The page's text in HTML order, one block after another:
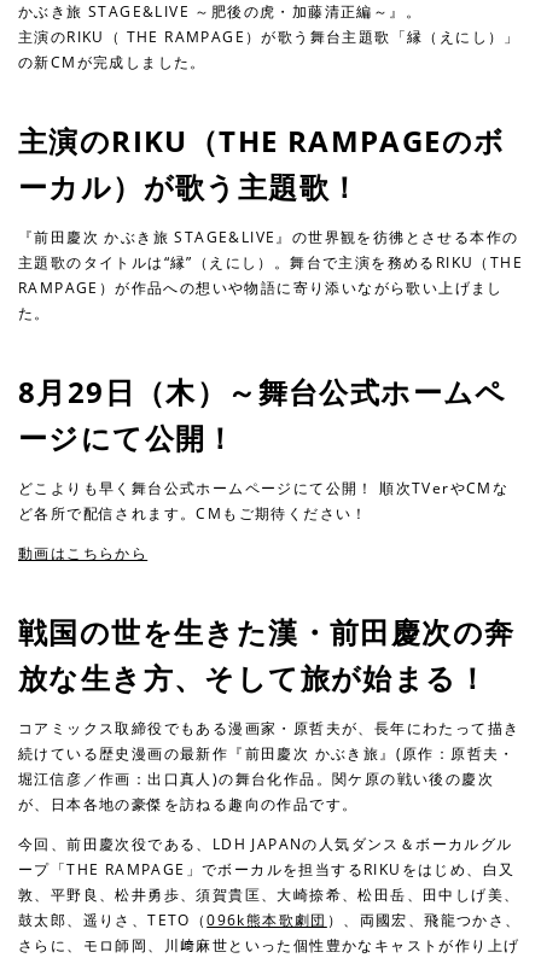
かぶき旅 STAGE&LIVE ～肥後の虎・加藤清正編～』。
主演のRIKU（ THE RAMPAGE）が歌う舞台主題歌「縁（えにし）」
の新CMが完成しました。
主演のRIKU（THE RAMPAGEのボ
ーカル）が歌う主題歌！
『前田慶次 かぶき旅 STAGE&LIVE』の世界観を彷彿とさせる本作の
主題歌のタイトルは“縁”（えにし）。舞台で主演を務めるRIKU（THE
RAMPAGE）が作品への想いや物語に寄り添いながら歌い上げまし
た。
8月29日（木）～舞台公式ホームペ
ージにて公開！
どこよりも早く舞台公式ホームページにて公開！ 順次TVerやCMな
ど各所で配信されます。CMもご期待ください！
動画はこちらから
戦国の世を生きた漢・前田慶次の奔
放な生き方、そして旅が始まる！
コアミックス取締役でもある漫画家・原哲夫が、長年にわたって描き
続けている歴史漫画の最新作『前田慶次 かぶき旅』(原作：原哲夫・
堀江信彦／作画：出口真人)の舞台化作品。関ケ原の戦い後の慶次
が、日本各地の豪傑を訪ねる趣向の作品です。
今回、前田慶次役である、LDH JAPANの人気ダンス＆ボーカルグル
ープ「THE RAMPAGE」でボーカルを担当するRIKUをはじめ、白又
敦、平野良、松井勇歩、須賀貴匡、大崎捺希、松田岳、田中しげ美、
鼓太郎、遥りさ、TETO（096k熊本歌劇団 ）、両國宏、飛龍つかさ、
さらに、モロ師岡、川﨑麻世といった個性豊かなキャストが作り上げ